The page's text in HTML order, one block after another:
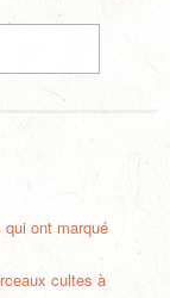
ont marqué
cultes à